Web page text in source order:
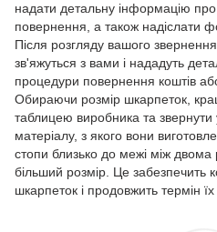
надати детальну інформацію
повернення, а також надіслати
Після розгляду вашого звернення
зв'яжуться з вами і нададуть
процедури повернення коштів
Обираючи розмір шкарпеток,
таблицею виробника та звернути
матеріалу, з якого вони
стопи близько до межі між
більший розмір. Це забезпечить
шкарпеток і продовжить термін їх